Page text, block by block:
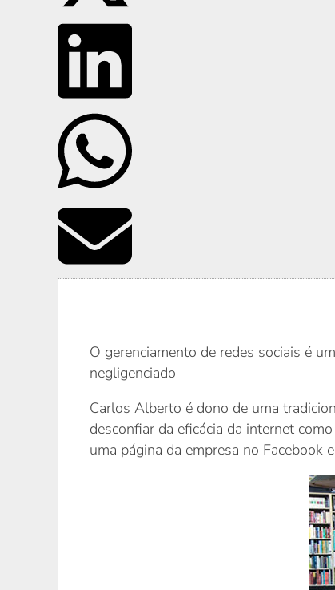
O gerenciamento de redes sociais é
negligenciado
Carlos Alberto é dono de uma
desconfiar da eficácia da internet
uma página da empresa no Facebook